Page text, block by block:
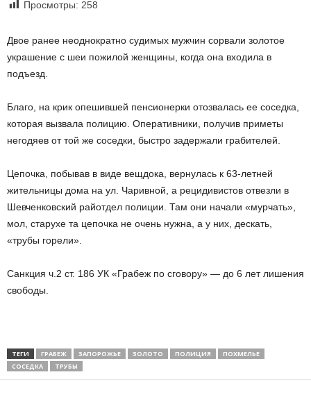
Просмотры: 258
Двое ранее неоднократно судимых мужчин сорвали золотое
украшение с шеи пожилой женщины, когда она входила в
подъезд.
Благо, на крик опешившей пенсионерки отозвалась ее соседка,
которая вызвала полицию. Оперативники, получив приметы
негодяев от той же соседки, быстро задержали грабителей.
Цепочка, побывав в виде вещдока, вернулась к 63-летней
жительницы дома на ул. Чаривной, а рецидивистов отвезли в
Шевченковский райотдел полиции. Там они начали «мурчать»,
мол, старухе та цепочка не очень нужна, а у них, дескать,
«трубы горели».
Санкция ч.2 ст. 186 УК «Грабеж по сговору» — до 6 лет лишения
свободы.
ТЕГИ ГРАБЕЖ ЗАПОРОЖЬЕ ЗОЛОТО ПОЛИЦИЯ
ПОХМЕЛЬЕ
СОСЕДКА
ТРУБЫ